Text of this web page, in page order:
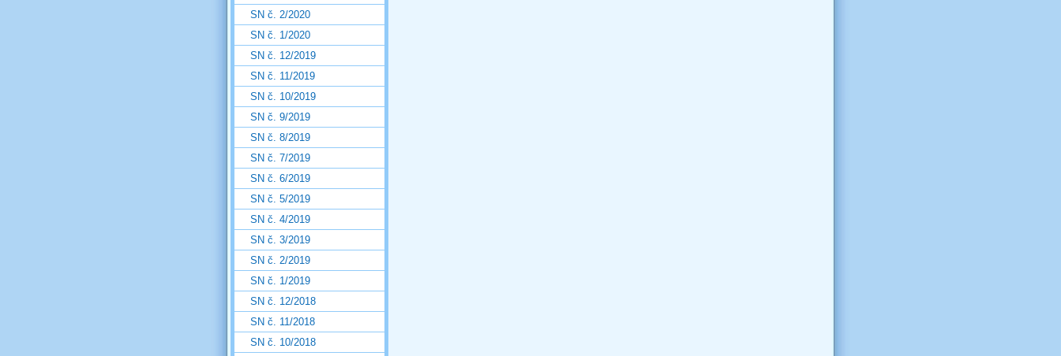
SN č. 2/2020
SN č. 1/2020
SN č. 12/2019
SN č. 11/2019
SN č. 10/2019
SN č. 9/2019
SN č. 8/2019
SN č. 7/2019
SN č. 6/2019
SN č. 5/2019
SN č. 4/2019
SN č. 3/2019
SN č. 2/2019
SN č. 1/2019
SN č. 12/2018
SN č. 11/2018
SN č. 10/2018